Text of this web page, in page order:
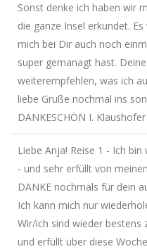
Sonst denke ich haben wir
die ganze Insel erkundet.
mich bei Dir auch noch
super gemanagt hast.
weiterempfehlen, was ich
liebe Grüße nochmal ins
DANKESCHÖN I. Klaushofer
Liebe Anja! Reise 1 - Ich
- und sehr erfüllt von
DANKE nochmals für dein
Ich kann mich nur
Wir/ich sind wieder bestens
und erfüllt über diese